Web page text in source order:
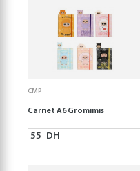
CMP
Carnet A6 Gromimis
55 DH